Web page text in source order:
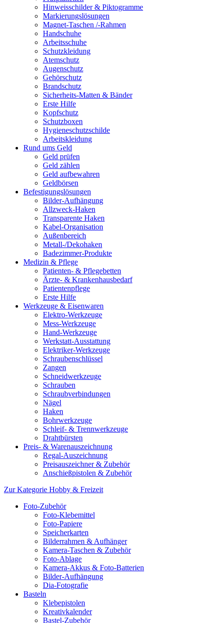
Hinweisschilder & Piktogramme
Markierungslösungen
Magnet-Taschen /-Rahmen
Handschuhe
Arbeitsschuhe
Schutzkleidung
Atemschutz
Augenschutz
Gehörschutz
Brandschutz
Sicherheits-Matten & Bänder
Erste Hilfe
Kopfschutz
Schutzboxen
Hygieneschutzschilde
Arbeitskleidung
Rund ums Geld
Geld prüfen
Geld zählen
Geld aufbewahren
Geldbörsen
Befestigungslösungen
Bilder-Aufhängung
Allzweck-Haken
Transparente Haken
Kabel-Organisation
Außenbereich
Metall-/Dekohaken
Badezimmer-Produkte
Medizin & Pflege
Patienten- & Pflegebetten
Ärzte- & Krankenhausbedarf
Patientenpflege
Erste Hilfe
Werkzeuge & Eisenwaren
Elektro-Werkzeuge
Mess-Werkzeuge
Hand-Werkzeuge
Werkstatt-Ausstattung
Elektriker-Werkzeuge
Schraubenschlüssel
Zangen
Schneidwerkzeuge
Schrauben
Schraubverbindungen
Nägel
Haken
Bohrwerkzeuge
Schleif- & Trennwerkzeuge
Drahtbürsten
Preis- & Warenauszeichnung
Regal-Auszeichnung
Preisauszeichner & Zubehör
Anschießpistolen & Zubehör
Zur Kategorie Hobby & Freizeit
Foto-Zubehör
Foto-Klebemittel
Foto-Papiere
Speicherkarten
Bilderrahmen & Aufhänger
Kamera-Taschen & Zubehör
Foto-Ablage
Kamera-Akkus & Foto-Batterien
Bilder-Aufhängung
Dia-Fotografie
Basteln
Klebepistolen
Kreativkalender
Bastel-Zubehör